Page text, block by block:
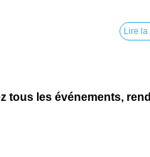
Lire la
tous les événements,